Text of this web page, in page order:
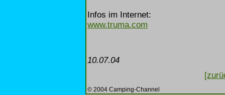
Infos im Internet:
www.truma.com
10.07.04
© 2004 Camping-Channel